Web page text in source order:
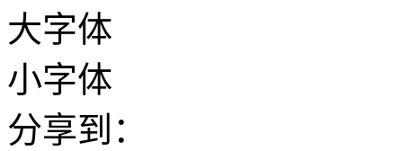
大字体
小字体
分享到：